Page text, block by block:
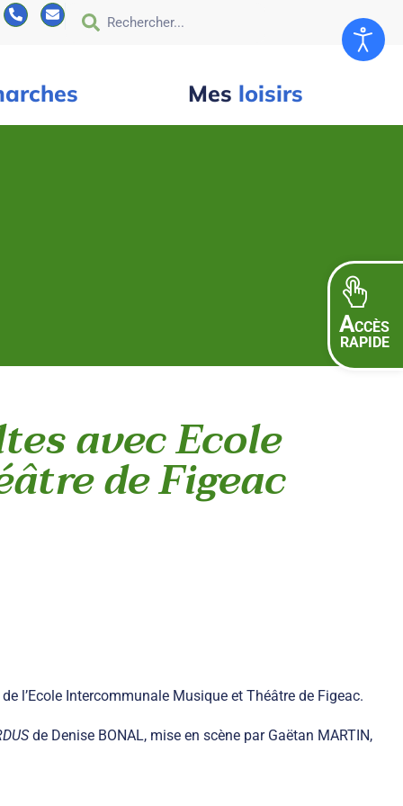
ACCÈS
RAPIDE
Mes loisirs
avec Ecole
de Figeac
l’Ecole Intercommunale Musique et Théâtre de Figeac.
de Denise BONAL, mise en scène par Gaëtan MARTIN,